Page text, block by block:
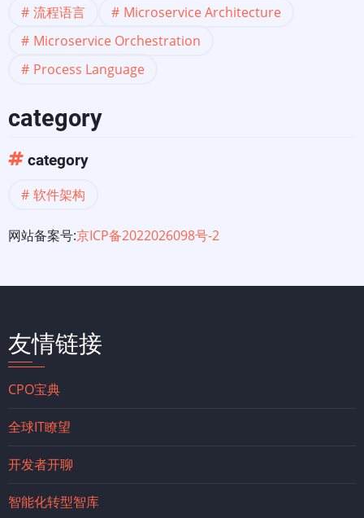
(第
分)
流程语言
Microservice Architecture
Microservice Orchestration
Process Language
category
category
软件架构
网站备案号:京ICP备2022026098号-2
友情链接
CPO宝典
全球IT瞭望
开发者开聊
智能化转型智库